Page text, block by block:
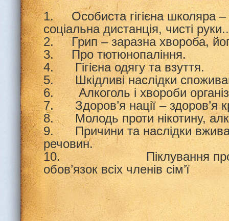
1. Особиста гігієна школяра –
соціальна дистанція, чисті руки..
2. Грип – заразна хвороба,
3. Про тютюнопаління.
4. Гігієна одягу та взуття.
5. Шкідливі наслідки
6. Алкоголь і хвороби
7. Здоров’я нації – здоров’я
8. Молодь проти нікотину,
9. Причини та наслідки
речовин.
10. Піклування про
обов’язок всіх членів сім’ї